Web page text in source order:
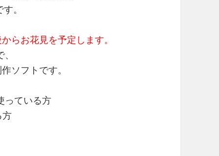
。
らお花見を予定します。
ソフトです。
っている方
方